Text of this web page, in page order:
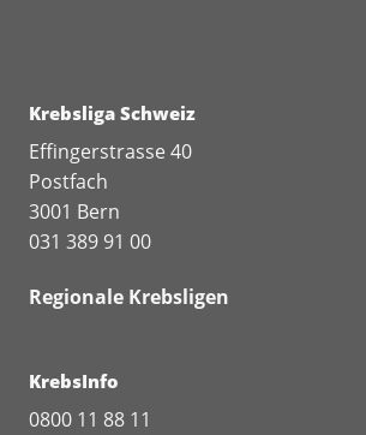
Krebsliga Schweiz
Effingerstrasse 40
Postfach
3001 Bern
031 389 91 00
Regionale Krebsligen
KrebsInfo
0800 11 88 11